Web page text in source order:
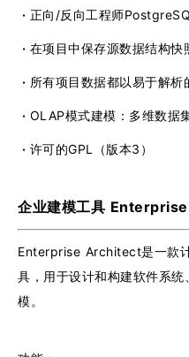
· 正向/反向工程师
· 在项目中保存源数据结构
· 所有项目数据都以易于解析
· OLAP模式建模：多维数据
· 许可的GPL（版本3）
企业建模工具
Enterprise Architect是一款
具，用于设计和构建软件系
模。